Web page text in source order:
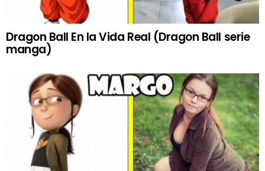
Dragon Ball En la Vida Real (Dragon Ball serie
manga)